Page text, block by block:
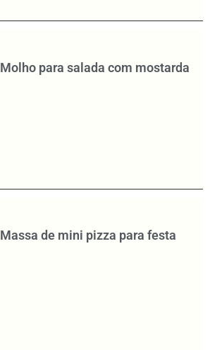
Molho para salada com mostarda
Massa de mini pizza para festa